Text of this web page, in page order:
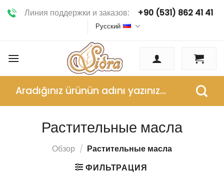
Skip
Линия поддержки и заказов: +90 (531) 862 41 41
Русский
Растительные масла
Обзор / Растительные масла
ФИЛЬТРАЦИЯ